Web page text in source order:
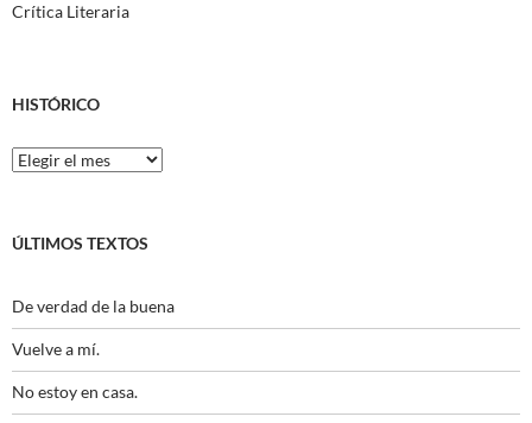
Crítica Literaria
HISTÓRICO
Histórico
ÚLTIMOS TEXTOS
De verdad de la buena
Vuelve a mí.
No estoy en casa.